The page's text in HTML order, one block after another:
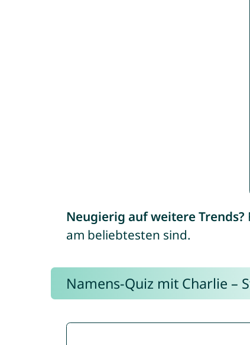
Neugierig auf weitere Trends?
am beliebtesten sind.
Namens-Quiz mit Charlie –